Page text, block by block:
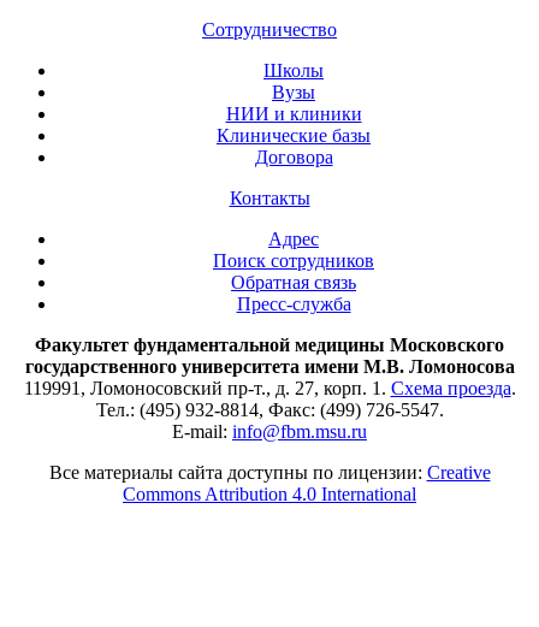
Сотрудничество
Школы
Вузы
НИИ и клиники
Клинические базы
Договора
Контакты
Адрес
Поиск сотрудников
Обратная связь
Пресс-служба
Факультет фундаментальной медицины Московского
государственного университета имени М.В. Ломоносова
119991, Ломоносовский пр-т., д. 27, корп. 1. Схема проезда.
Тел.: (495) 932-8814, Факс: (499) 726-5547.
E-mail: info@fbm.msu.ru
Все материалы сайта доступны по лицензии: Creative
Commons Attribution 4.0 International